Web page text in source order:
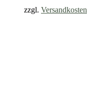
zzgl. Versandkosten